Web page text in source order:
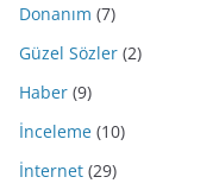
Donanım (7)
Güzel Sözler (2)
Haber (9)
İnceleme (10)
İnternet (29)